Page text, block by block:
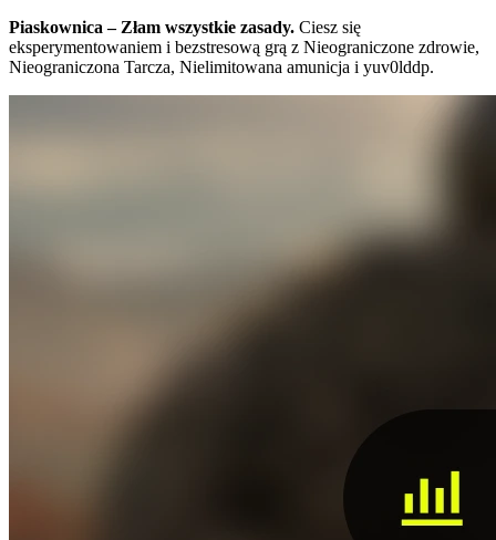
Piaskownica – Złam wszystkie zasady. Ciesz się
eksperymentowaniem i bezstresową grą z Nieograniczone zdrowie,
Nieograniczona Tarcza, Nielimitowana amunicja i yuv0lddp.